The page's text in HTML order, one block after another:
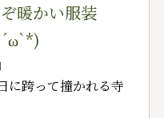
暖かい服装
に跨って撞かれる寺